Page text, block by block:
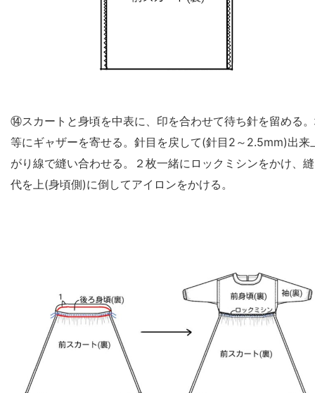
⑭スカートと身頃を中表に、印を合わせて待ち針を留める
等にギャザーを寄せる。針目を戻して(針目2～2.5mm)出来
がり線で縫い合わせる。２枚一緒にロックミシンをかけ、
代を上(身頃側)に倒してアイロンをかける。